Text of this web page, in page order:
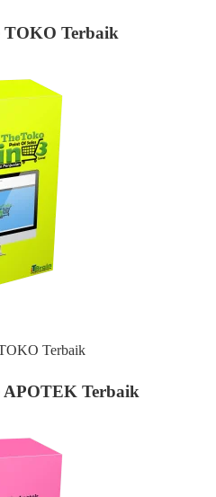
TOKO Terbaik
Terbaik
APOTEK Terbaik